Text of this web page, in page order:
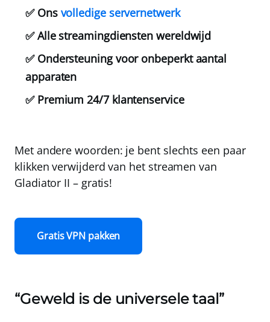
✅ Ons volledige servernetwerk
✅ Alle streamingdiensten wereldwijd
✅ Ondersteuning voor onbeperkt aantal
apparaten
✅ Premium 24/7 klantenservice
Met andere woorden: je bent slechts een paar
klikken verwijderd van het streamen van
Gladiator II –gratis!
Gratis VPN pakken
“Geweld is de universele taal”